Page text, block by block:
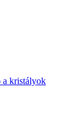
a kristályok